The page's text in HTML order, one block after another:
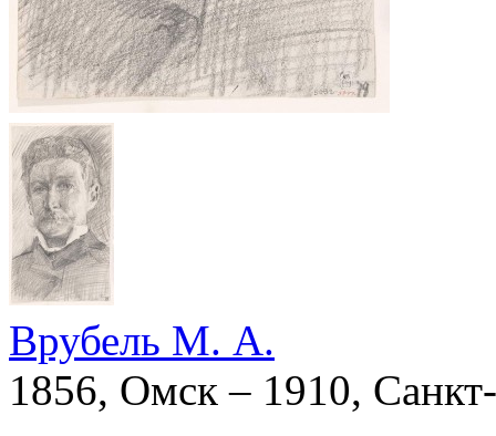
Врубель М. А.
1856, Омск – 1910,